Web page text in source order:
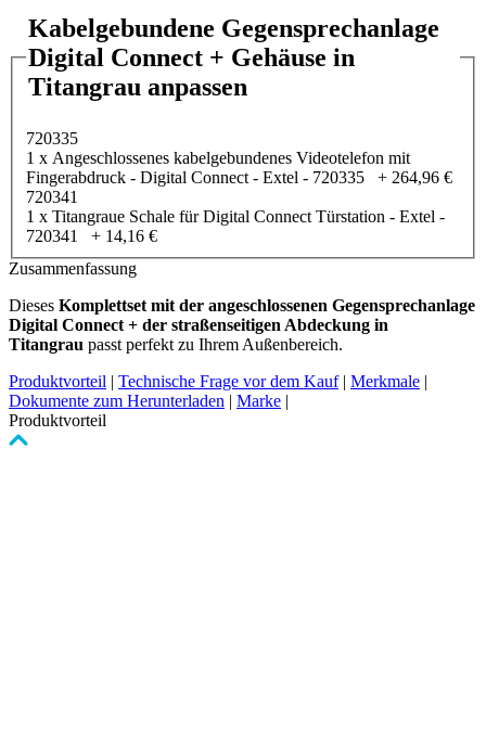
Kabelgebundene Gegensprechanlage
Digital Connect + Gehäuse in
Titangrau anpassen
720335
1 x Angeschlossenes kabelgebundenes Videotelefon mit
Fingerabdruck - Digital Connect - Extel - 720335
+ 264,96 €
720341
1 x Titangraue Schale für Digital Connect Türstation - Extel -
720341
+ 14,16 €
Zusammenfassung
Dieses Komplettset mit der angeschlossenen Gegensprechanlage
Digital Connect + der straßenseitigen Abdeckung in
Titangrau passt perfekt zu Ihrem Außenbereich.
Produktvorteil | Technische Frage vor dem Kauf | Merkmale |
Dokumente zum Herunterladen | Marke |
Produktvorteil